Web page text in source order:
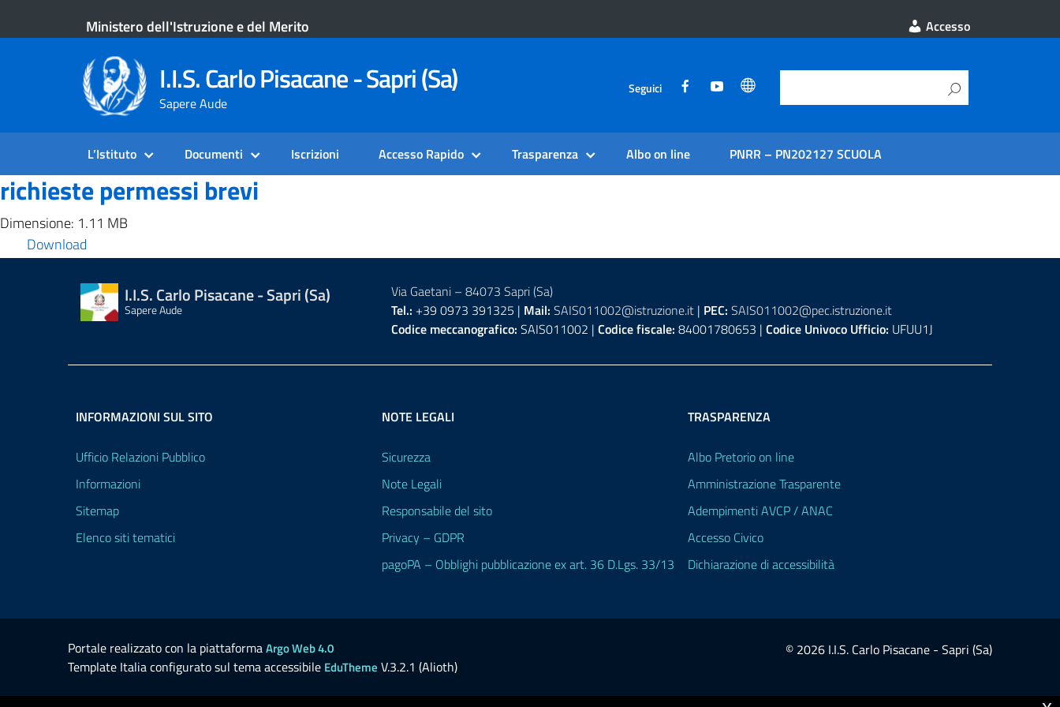
Ministero dell'Istruzione e del Merito Accesso
I.I.S. Carlo Pisacane - Sapri (Sa)
Sapere Aude
Seguici
L’Istituto Documenti Iscrizioni Accesso Rapido Trasparenza Albo on line PNRR – PN202127 SCUOLA
richieste permessi brevi
Dimensione: 1.11 MB
Download
I.I.S. Carlo Pisacane - Sapri (Sa)
Sapere Aude
Via Gaetani – 84073 Sapri (Sa)
Tel.: +39 0973 391325 | Mail: SAIS011002@istruzione.it| PEC: SAIS011002@pec.istruzione.it
Codice meccanografico: SAIS011002 | Codice fiscale: 84001780653 | Codice Univoco Ufficio: UFUU1J
INFORMAZIONI SUL SITO
Ufficio Relazioni Pubblico
Informazioni
Sitemap
Elenco siti tematici
NOTE LEGALI
Sicurezza
Note Legali
Responsabile del sito
Privacy – GDPR
pagoPA – Obblighi pubblicazione ex art. 36 D.Lgs. 33/13
TRASPARENZA
Albo Pretorio on line
Amministrazione Trasparente
Adempimenti AVCP / ANAC
Accesso Civico
Dichiarazione di accessibilità
Portale realizzato con la piattaformaArgo Web 4.0
Template Italia configurato sul tema accessibile EduTheme V.3.2.1 (Alioth)
© 2026 I.I.S. Carlo Pisacane - Sapri (Sa)